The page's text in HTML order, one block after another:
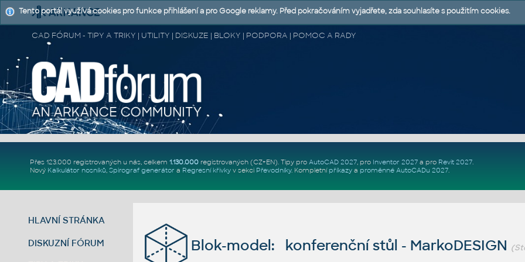
CAD FÓRUM - TIPY A TRIKY | UTILITY | DISKUZE | BLOKY | PODPORA | POMOC A RADY
Přes 123.000 registrovaných u nás, celkem 1.130.000registrovaných (CZ+EN). Tipy pro AutoCAD 2027, pro Inventor 2027a pro Revit 2027.
Nový Kalkulátor nosníků, Spirograf generátor a Regresní křivkyv sekci Převodníky. Kompletní příkazya proměnné AutoCADu 2027.
HLAVNÍ STRÁNKA
DISKUZNÍ FÓRUM Blok-model: konferenční stůl - MarkoDESIGN
Tento portál využívá cookies pro funkce přihlášení a pro Google reklamy. Před pokračováním vyjadřete, zda souhlasíte s použitím cookies.